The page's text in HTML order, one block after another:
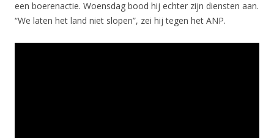
een boerenactie. Woensdag bood hij echter zijn diensten aan.
“We laten het land niet slopen”, zei hij tegen het ANP.